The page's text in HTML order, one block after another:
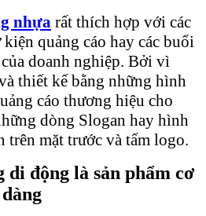
nhựa rất thích hợp với các
quảng cáo hay các buổi
doanh nghiệp. Bởi vì
thiết kế bằng những hình
cáo thương hiệu cho
dòng Slogan hay hình
trên mặt trước và tấm logo.
di động là sản phẩm cơ